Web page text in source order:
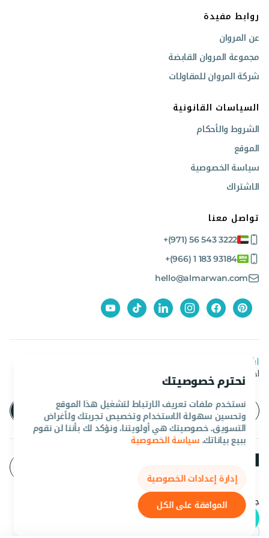
تشغيل خالٍ من الصيانة مع ألواح مقاومة للتآكل قابلة للاستبدال
دوران هيدروليكي اختياري بزاوية 360° لمرونة إضافية في التحديد
المواد المطحونة يمكن إعادة استخدامها على الفور في الموقع، مما
في المروان، مع الدعم المهني وضمان الشركة المصنعة وخدمة ما بعد البيع
رؤوس القطع من سايمكس.
نحترم خصوصيتك
نستخدم ملفات تعريف الارتباط لتشغيل هذا الموقع
وتحسين سهولة الاستخدام وتخصيص تجربتك ولأغراض
التسويق. خصوصيتك هي أولويتنا، ونؤكد لك بأننا لن نقوم
ببيع بياناتك. سياسة الخصوصية
إدارة إعدادات الخصوصية
الموافقة على الكل
روابط مفيدة
عن المروان
مجموعة المروان القابضة
شركة المروان للمقاولات
السياسات القانونية
الشروط والأحكام
الموقع
سياسة الخصوصية
الاشتراك
تواصل معنا
+(971) 56 543 3222
+(966) 1 183 93184
hello@almarwan.com
اشترك في نشرتنا الإخبارية
احصل على آخر العروض والأخبار من المروان
جميع الحقوق محفوظه المروان 2026©.